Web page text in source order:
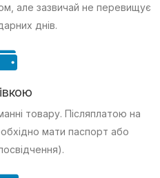
але зазвичай не перевищує
днів.
товару. Післяплатою на
мати паспорт або